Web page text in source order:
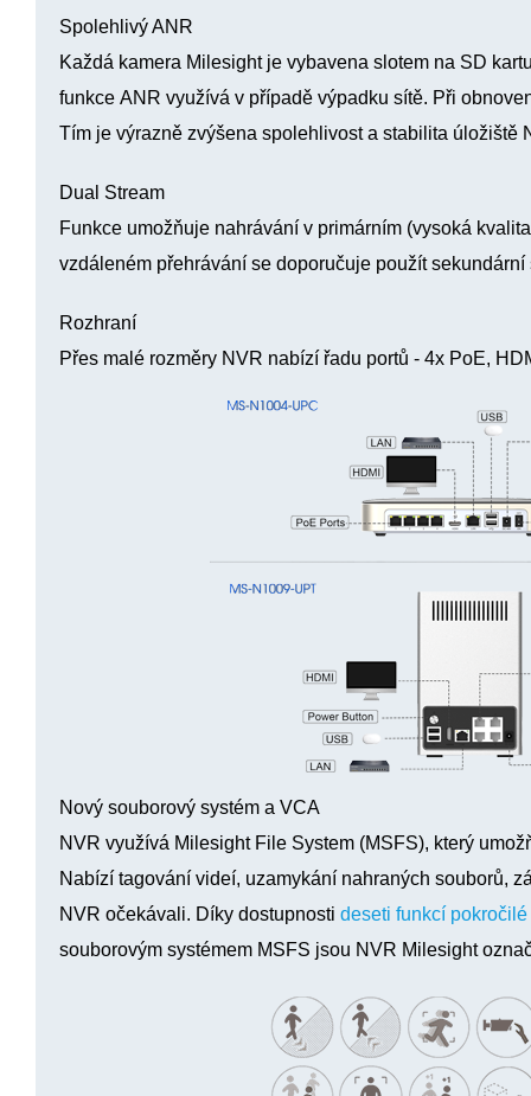
Spolehlivý ANR
Každá kamera Milesight je vybavena slotem na SD
funkce ANR využívá v případě výpadku sítě. Při
Tím je výrazně zvýšena spolehlivost a stabilita úložiště
Dual Stream
Funkce umožňuje nahrávání v primárním (vysoká
vzdáleném přehrávání se doporučuje použít sekundární
Rozhraní
Přes malé rozměry NVR nabízí řadu portů - 4x PoE,
Nový souborový systém a VCA
NVR využívá Milesight File System (MSFS), který
Nabízí tagování videí, uzamykání nahraných souborů,
NVR očekávali. Díky dostupnosti deseti funkcí
souborovým systémem MSFS jsou NVR Milesight